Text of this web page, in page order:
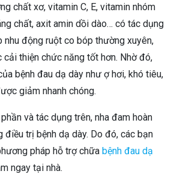
chất xơ, vitamin C, E, vitamin nhóm
chất, axit amin dồi dào… có tác dụng
nhu động ruột co bóp thường xuyên,
cải thiện chức năng tốt hơn. Nhờ đó,
bệnh đau dạ dày như ợ hơi, khó tiêu,
giảm nhanh chóng.
và tác dụng trên, nha đam hoàn
điều trị bệnh dạ dày. Do đó, các bạn
pháp hỗ trợ chữa bệnh đau dạ
ngay tại nhà.